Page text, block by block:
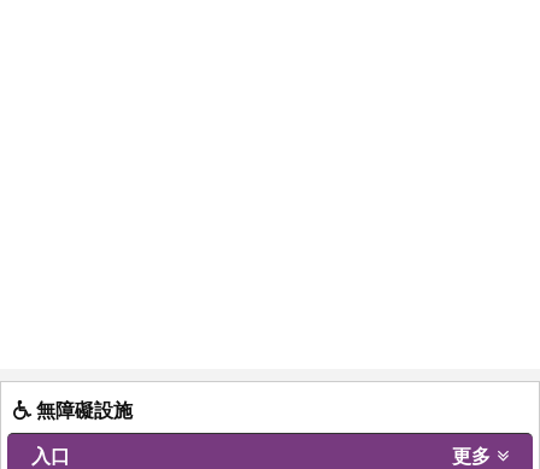
無障礙設施
入口 更多